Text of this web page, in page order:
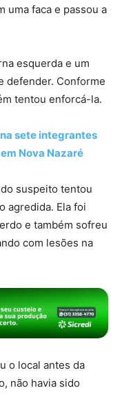
uma faca e passou a
esquerda e um
defender. Conforme
tentou enforcá-la.
sete integrantes
Nova Nazaré
suspeito tentou
agredida. Ela foi
e também sofreu
com lesões na
o local antes da
não havia sido